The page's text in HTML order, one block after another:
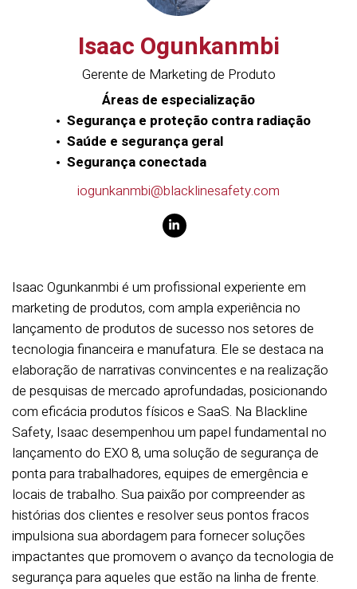
Isaac Ogunkanmbi
Gerente de Marketing de Produto
Áreas de especialização
Segurança e proteção contra radiação
Saúde e segurança geral
Segurança conectada
iogunkanmbi@blacklinesafety.com
Isaac Ogunkanmbi é um profissional experiente em
marketing de produtos, com ampla experiência no
lançamento de produtos de sucesso nos setores de
tecnologia financeira e manufatura. Ele se destaca na
elaboração de narrativas convincentes e na realização
de pesquisas de mercado aprofundadas, posicionando
com eficácia produtos físicos e SaaS. Na Blackline
Safety, Isaac desempenhou um papel fundamental no
lançamento do EXO 8, uma solução de segurança de
ponta para trabalhadores, equipes de emergência e
locais de trabalho. Sua paixão por compreender as
histórias dos clientes e resolver seus pontos fracos
impulsiona sua abordagem para fornecer soluções
impactantes que promovem o avanço da tecnologia de
segurança para aqueles que estão na linha de frente.